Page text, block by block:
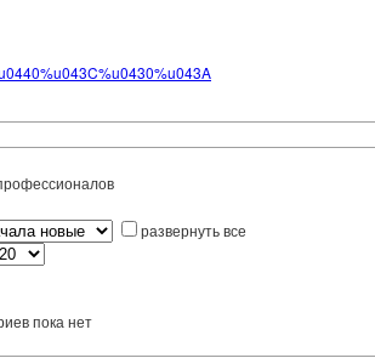
развернуть все
пока нет